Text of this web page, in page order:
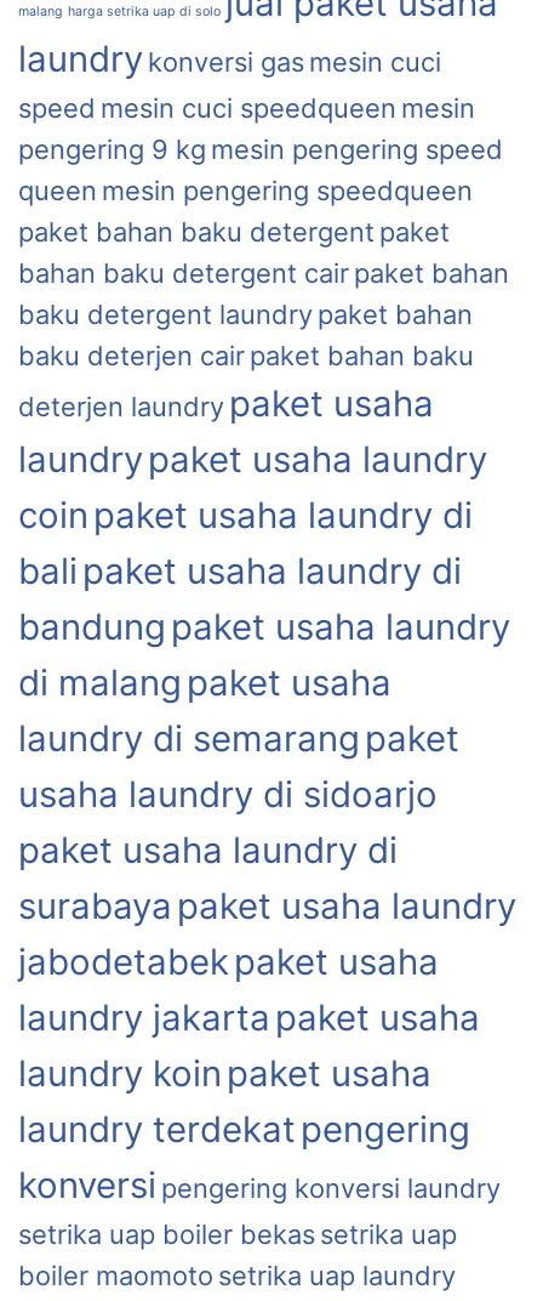
malang harga setrika uap di solo
laundrykonversi gasmesin cuci
speed mesin cuci speedqueen mesin
pengering 9 kg mesin pengering speed
queen mesin pengering speedqueen
paket bahan baku detergent paket
bahan baku detergent cairpaket bahan
baku detergent laundrypaket bahan
baku deterjen cairpaket bahan baku
deterjen laundry paket usaha
laundrypaket usaha laundry
coin paket usaha laundry di
bali paket usaha laundry di
bandung paket usaha laundry
di malang paket usaha
laundry di semarang paket
usaha laundry di sidoarjo
paket usaha laundry di
surabaya paket usaha laundry
jabodetabek paket usaha
laundry jakarta paket usaha
laundry koin paket usaha
laundry terdekat pengering
konversi pengering konversi laundry
setrika uap boiler bekassetrika uap
boiler maomoto setrika uap laundry